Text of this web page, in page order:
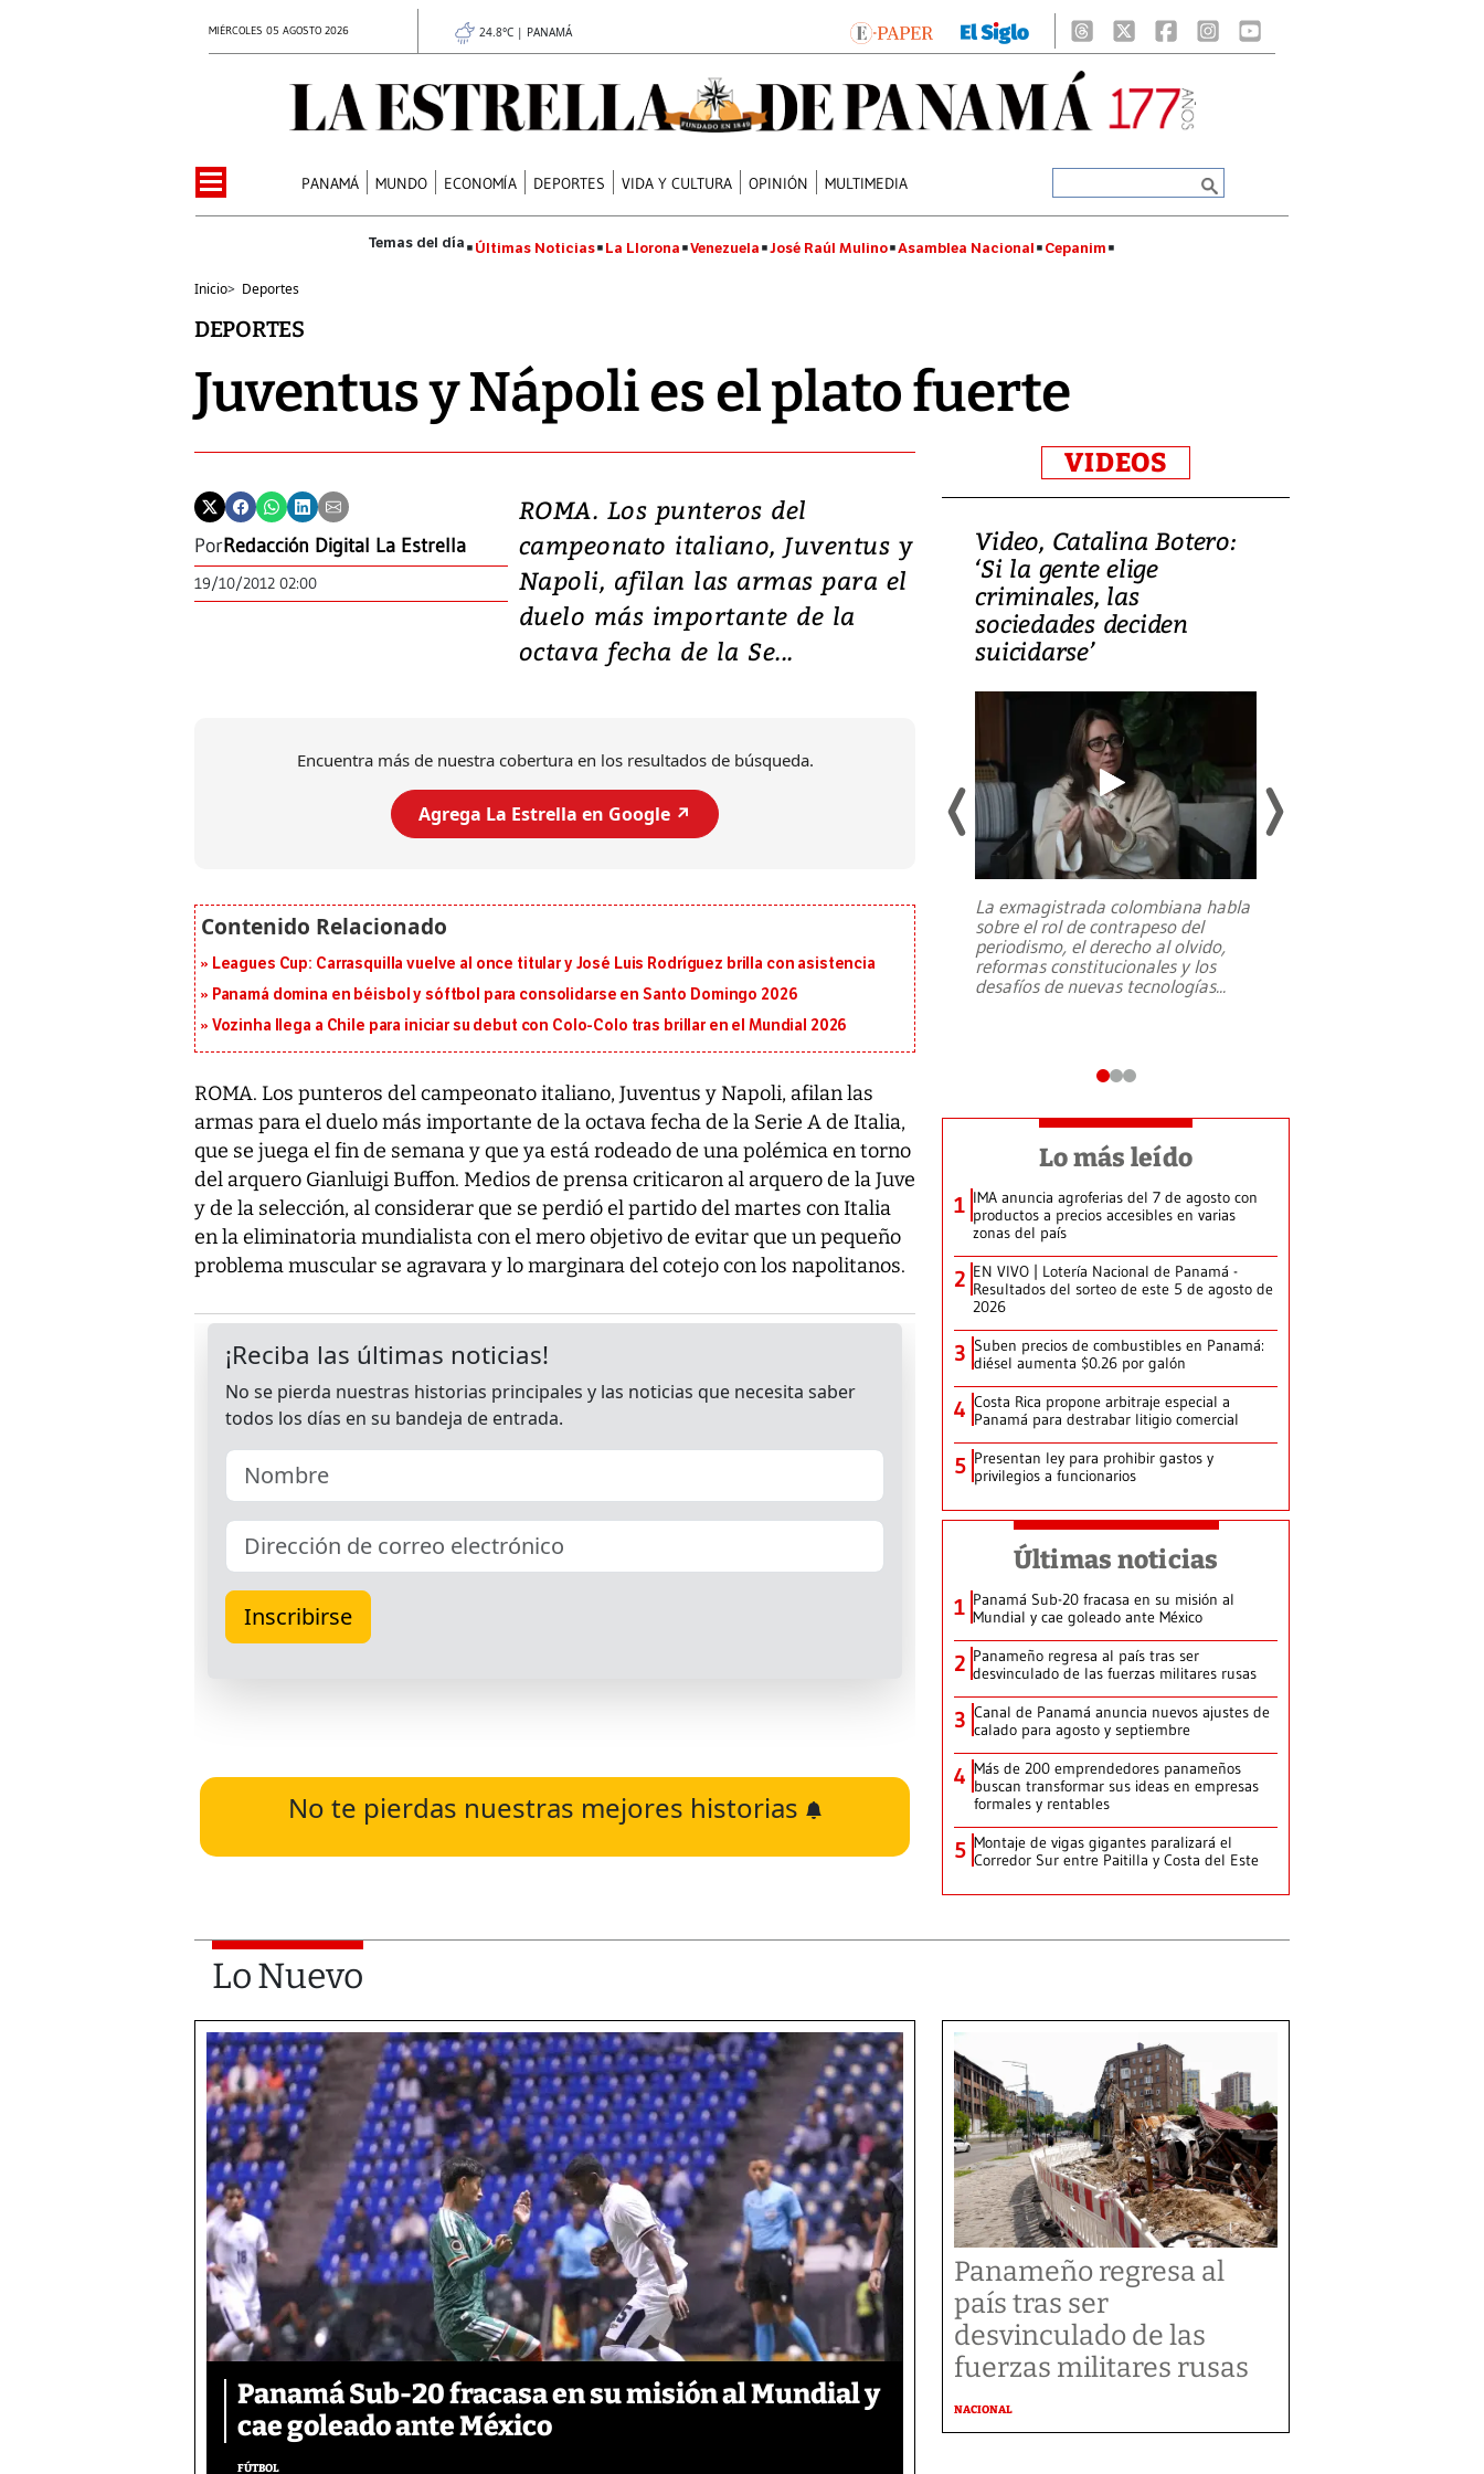
MIÉRCOLES 05 AGOSTO 2026 24.8°C | PANAMÁ
PANAMÁ MUNDO ECONOMÍA DEPORTES VIDA Y CULTURA OPINIÓN MULTIMEDIA
Últimas Noticias La Llorona Venezuela José Raúl Mulino Asamblea Nacional Cepanim
Inicio> Deportes
DEPORTES
Juventus y Nápoli es el plato fuerte
PorRedacción Digital La Estrella
19/10/2012 02:00
ROMA. Los punteros del
campeonato italiano, Juventus y
Napoli, afilan las armas para el
duelo más importante de la
octava fecha de la Se...
Encuentra más de nuestra cobertura en los resultados de búsqueda.
Agrega La Estrella en Google ↗️
Leagues Cup: Carrasquilla vuelve al once titular y José Luis Rodríguez brilla con asistencia
Panamá domina en béisbol y sóftbol para consolidarse en Santo Domingo 2026
Vozinha llega a Chile para iniciar su debut con Colo-Colo tras brillar en el Mundial 2026
ROMA. Los punteros del campeonato italiano, Juventus y Napoli, afilan las
armas para el duelo más importante de la octava fecha de la Serie A de Italia,
que se juega el fin de semana y que ya está rodeado de una polémica en torno
del arquero Gianluigi Buffon. Medios de prensa criticaron al arquero de la Juve
y de la selección, al considerar que se perdió el partido del martes con Italia
en la eliminatoria mundialista con el mero objetivo de evitar que un pequeño
problema muscular se agravara y lo marginara del cotejo con los napolitanos.
No te pierdas nuestras mejores historias
VIDEOS
Video, Japón: Terremoto
deja heridos y graves
daños en Kumamoto
al sur de Japón, provocando una
Video, Catalina Botero:
‘Si la gente elige
criminales, las
sociedades deciden
suicidarse’
La exmagistrada colombiana habla
sobre el rol de contrapeso del
periodismo, el derecho al olvido,
reformas constitucionales y los
desafíos de nuevas tecnologías...
Lo más leído
1 IMA anuncia agroferias del 7 de agosto con
productos a precios accesibles en varias
zonas del país
2 EN VIVO | Lotería Nacional de Panamá -
Resultados del sorteo de este 5 de agosto de
2026
3 Suben precios de combustibles en Panamá:
diésel aumenta $0.26 por galón
4 Costa Rica propone arbitraje especial a
Panamá para destrabar litigio comercial
5 Presentan ley para prohibir gastos y
privilegios a funcionarios
Últimas noticias
1 Panamá Sub-20 fracasa en su misión al
Mundial y cae goleado ante México
2 Panameño regresa al país tras ser
desvinculado de las fuerzas militares rusas
3 Canal de Panamá anuncia nuevos ajustes de
calado para agosto y septiembre
4 Más de 200 emprendedores panameños
buscan transformar sus ideas en empresas
formales y rentables
5 Montaje de vigas gigantes paralizará el
Corredor Sur entre Paitilla y Costa del Este
Lo Nuevo
Panamá Sub-20 fracasa en su misión al Mundial y
cae goleado ante México
FÚTBOL
Panameño regresa al
país tras ser
desvinculado de las
fuerzas militares rusas
NACIONAL